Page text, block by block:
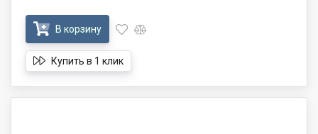
В корзину
Купить в 1 клик